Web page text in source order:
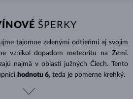
ŠPERKY
tajomne zelenými odtieňmi aj svojim
vznikol dopadom meteoritu na Zemi.
najmä v oblasti južných Čiech. Tento
hodnotu 6, teda je pomerne krehký.